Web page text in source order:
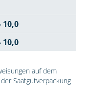
10,0
10,0
auf dem
Saatgutverpackung